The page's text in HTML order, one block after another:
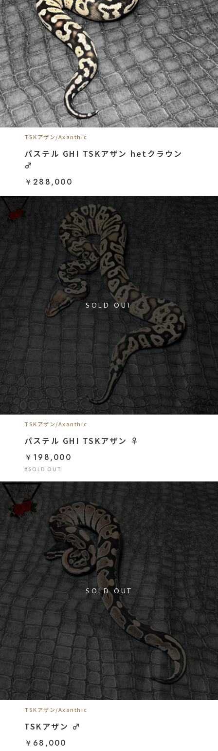
TSKアザン/Axanthic
パステル GHI TSKアザン hetクラウン
♂
￥288,000
SOLD OUT
TSKアザン/Axanthic
パステル GHI TSKアザン ♀
￥198,000
#SOLD OUT
SOLD OUT
TSKアザン/Axanthic
TSKアザン ♂
￥68,000